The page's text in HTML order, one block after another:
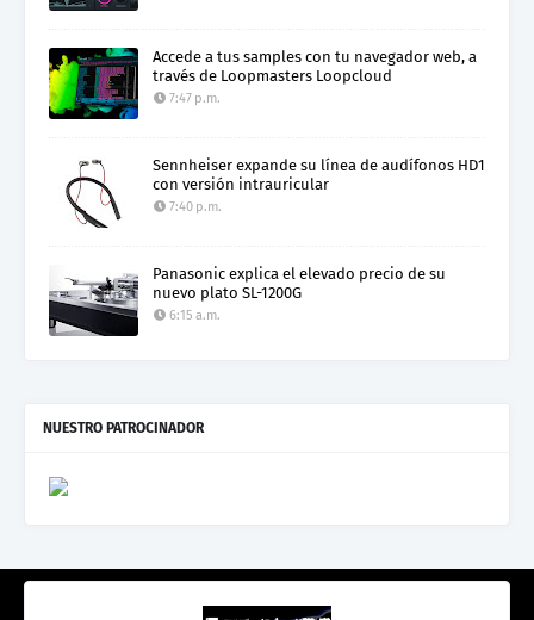
Accede a tus samples con tu navegador web, a
través de Loopmasters Loopcloud
7:47 p.m.
Sennheiser expande su línea de audífonos HD1
con versión intrauricular
7:40 p.m.
Panasonic explica el elevado precio de su
nuevo plato SL-1200G
6:15 a.m.
NUESTRO PATROCINADOR